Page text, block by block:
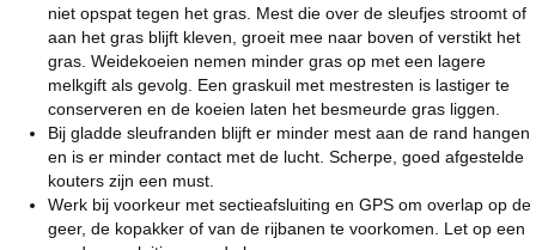
niet opspat tegen het gras. Mest die over de sleufjes stroomt of
aan het gras blijft kleven, groeit mee naar boven of verstikt het
gras. Weidekoeien nemen minder gras op met een lagere
melkgift als gevolg. Een graskuil met mestresten is lastiger te
conserveren en de koeien laten het besmeurde gras liggen.
Bij gladde sleufranden blijft er minder mest aan de rand hangen
en is er minder contact met de lucht. Scherpe, goed afgestelde
kouters zijn een must.
Werk bij voorkeur met sectieafsluiting en GPS om overlap op de
geer, de kopakker of van de rijbanen te voorkomen. Let op een